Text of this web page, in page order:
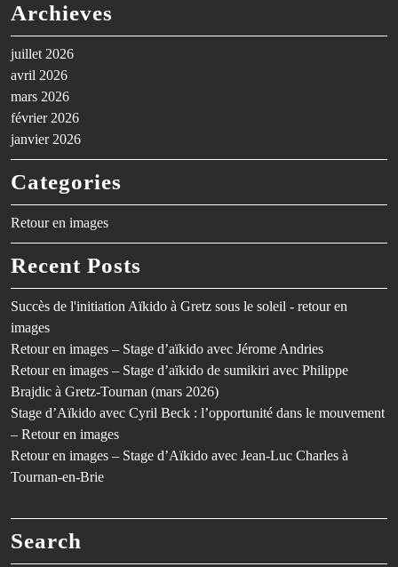
Archieves
juillet 2026
avril 2026
mars 2026
février 2026
janvier 2026
Categories
Retour en images
Recent Posts
Succès de l'initiation Aïkido à Gretz sous le soleil - retour en
images
Retour en images – Stage d’aïkido avec Jérome Andries
Retour en images – Stage d’aïkido de sumikiri avec Philippe
Brajdic à Gretz-Tournan (mars 2026)
Stage d’Aïkido avec Cyril Beck : l’opportunité dans le mouvement
– Retour en images
Retour en images – Stage d’Aïkido avec Jean-Luc Charles à
Tournan-en-Brie
Search